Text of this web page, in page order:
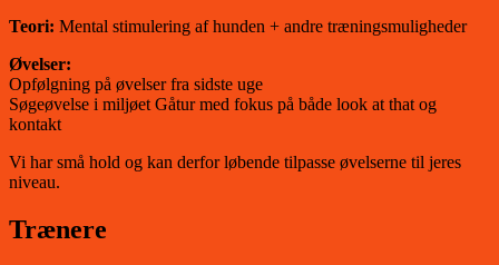
Teori: Mental stimulering af hunden + andre træningsmuligheder
Øvelser:
Opfølgning på øvelser fra sidste uge
Søgeøvelse i miljøet Gåtur med fokus på både look at that og
kontakt
Vi har små hold og kan derfor løbende tilpasse øvelserne til jeres
niveau.
Trænere